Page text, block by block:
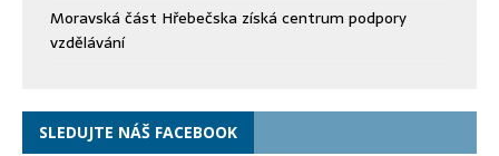
Moravská část Hřebečska získá centrum podpory
vzdělávání
SLEDUJTE NÁŠ FACEBOOK